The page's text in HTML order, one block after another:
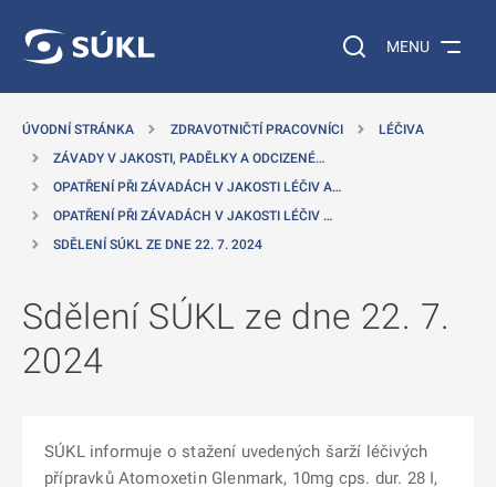
Vyhledávání na
MENU
ÚVODNÍ STRÁNKA ZDRAVOTNIČTÍ PRACOVNÍCI
LÉČIVA
ZÁVADY V JAKOSTI, PADĚLKY A ODCIZENÉ…
OPATŘENÍ PŘI ZÁVADÁCH V JAKOSTI LÉČIV A…
OPATŘENÍ PŘI ZÁVADÁCH V JAKOSTI LÉČIV …
SDĚLENÍ SÚKL ZE DNE 22. 7. 2024
Sdělení SÚKL ze dne 22. 7.
2024
SÚKL informuje o stažení uvedených šarží léčivých
přípravků Atomoxetin Glenmark, 10mg cps. dur. 28 I,